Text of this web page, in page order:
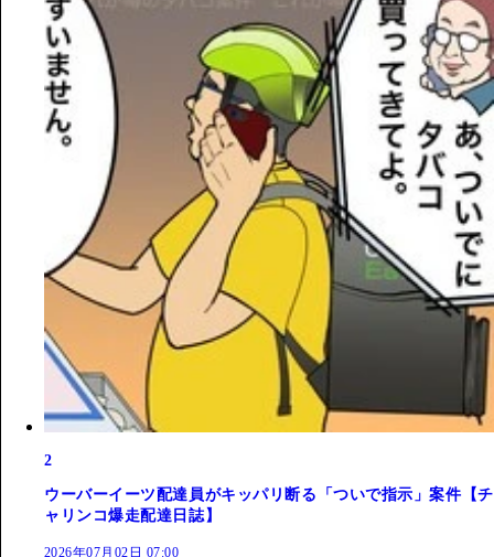
2
ウーバーイーツ配達員がキッパリ断る「ついで指示」案件【チ
ャリンコ爆走配達日誌】
2026年07月02日 07:00